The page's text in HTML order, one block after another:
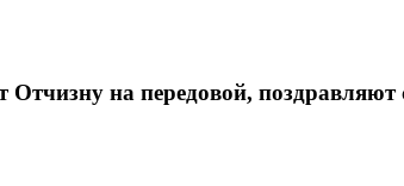
на передовой, поздравляют